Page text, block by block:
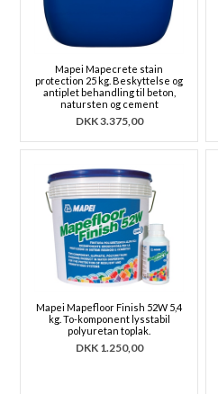
Mapei Mapecrete stain
protection 25 kg. Beskyttelse og
antiplet behandling til beton,
natursten og cement
DKK3.375,00
Mapei Mapefloor Finish 52W 5,4
kg. To-komponent lysstabil
polyuretan toplak.
DKK 1.250,00